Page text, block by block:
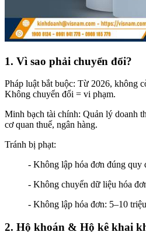
1. Vì sao phải chuyển đổi?
Pháp luật bắt buộc: Từ 2026, không
Không chuyển đổi = vi phạm.
Minh bạch tài chính: Quản lý doanh
cơ quan thuế, ngân hàng.
Tránh bị phạt:
- Không lập hóa đơn đúng quy
- Không chuyển dữ liệu hóa
- Không lập hóa đơn: 5–10 triệu
2. Hộ khoán & Hộ kê khai